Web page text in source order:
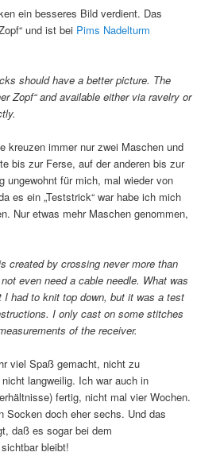
ein besseres Bild verdient. Das
und ist bei Pims Nadelturm
should have a better picture. The
Zopf“ and available either via ravelry or
kreuzen immer nur zwei Maschen und
bis zur Ferse, auf der anderen bis zur
ungewohnt für mich, mal wieder von
es ein „Teststrick“ war habe ich mich
Nur etwas mehr Maschen genommen,
created by crossing never more than
even need a cable needle. What was
I had to knit top down, but it was a test
I only cast on some stitches
of the receiver.
viel Spaß gemacht, nicht zu
langweilig. Ich war auch in
fertig, nicht mal vier Wochen.
Socken doch eher sechs. Und das
daß es sogar bei dem
bleibt!